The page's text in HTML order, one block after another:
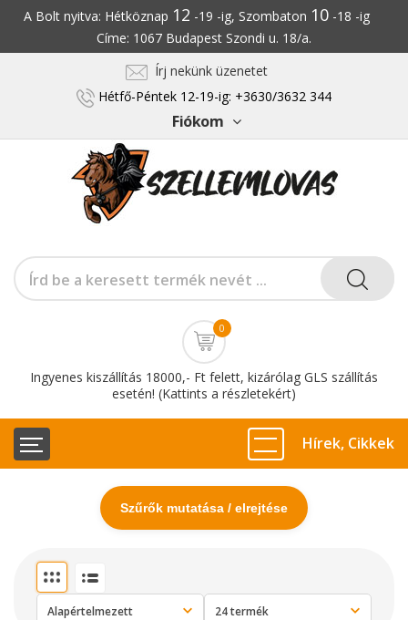
A Bolt nyitva: Hétköznap 12 -19 -ig, Szombaton 10 -18 -ig
Címe: 1067 Budapest Szondi u. 18/a.
Írj nekünk üzenetet
Hétfő-Péntek 12-19-ig: +3630/3632 344
Fiókom
0
Ingyenes kiszállítás 18000,- Ft felett, kizárólag GLS szállítás
esetén! (Kattints a részletekért)
Hírek, Cikkek
Szűrők mutatása / elrejtése